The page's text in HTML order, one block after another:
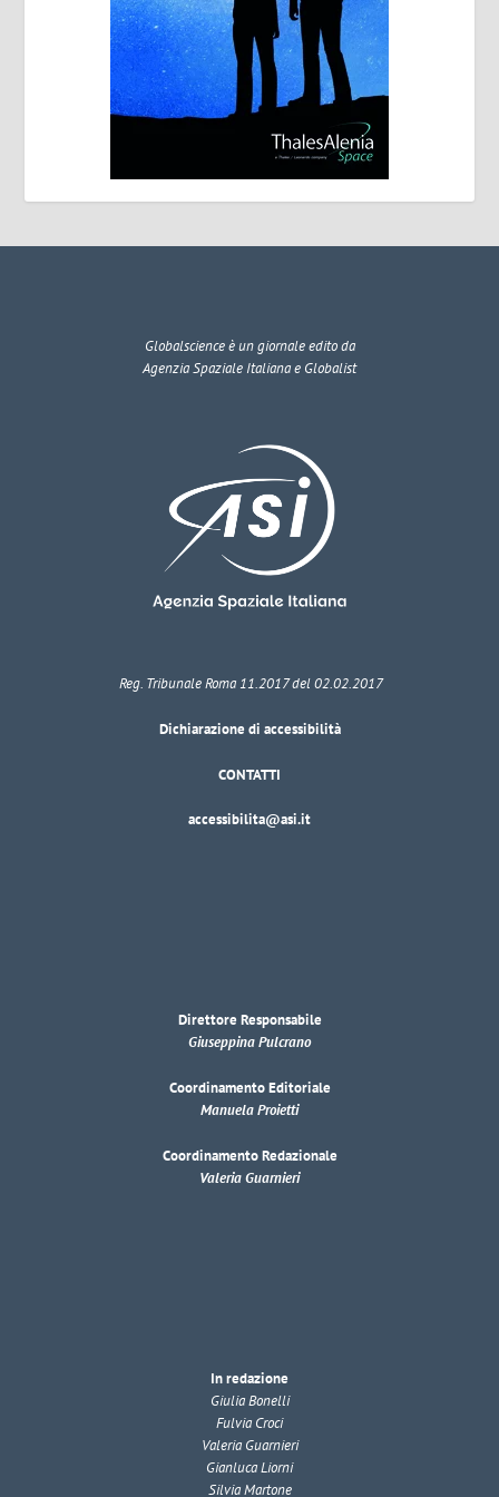
Globalscienceè un giornale edito da
Agenzia Spaziale Italiana e Globalist
Reg. Tribunale Roma 11.2017 del 02.02.2017
Dichiarazione di accessibilità
CONTATTI
accessibilita@asi.it
Direttore Responsabile
Giuseppina Pulcrano
Coordinamento Editoriale
Manuela Proietti
Coordinamento Redazionale
Valeria Guarnieri
In redazione
Giulia Bonelli
Fulvia Croci
Valeria Guarnieri
Gianluca Liorni
Silvia Martone